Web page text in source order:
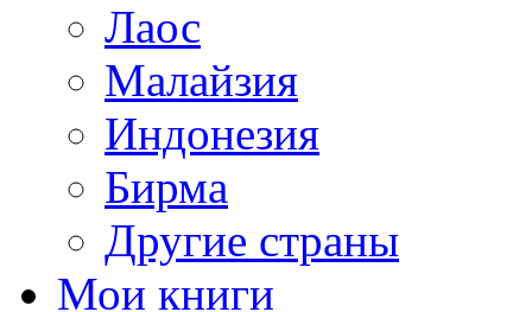
Лаос
Малайзия
Индонезия
Бирма
Другие страны
Мои книги